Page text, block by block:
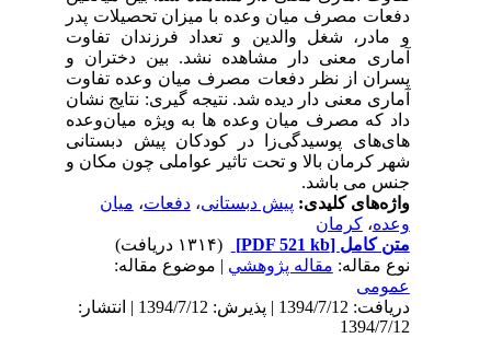
دفعات مصرف میان وعده با میزان تحصیلات پدر
و مادر، شغل والدین و تعداد فرزندان تفاوت
آماری معنی دار مشاهده نشد. بین دختران و
پسران از نظر دفعات مصرف میان وعده تفاوت
آماری معنی دار دیده شد. نتیجه گیری: نتایج نشان
داد که مصرف میان وعده ها به ویژه میان‌وعده
های‌های پوسیدگی‌زا در کودکان پیش دبستانی
شهر کرمان بالا و تحت تاثیر عواملی چون مکان و
جنس می باشد.
واژه‌های کلیدی:پیش دبستانی،دفعات،میان
وعده،کرمان
متن کامل[PDF 521 kb]
نوع مقاله:مقاله پژوهشي| موضوع مقاله:
عمومى
دریافت: 1394/7/12 | پذیرش: 1394/7/12 | انتشار:
1394/7/12